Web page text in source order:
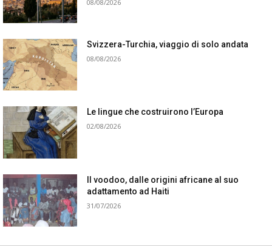
08/08/2026
Svizzera-Turchia, viaggio di solo andata
08/08/2026
Le lingue che costruirono l’Europa
02/08/2026
Il voodoo, dalle origini africane al suo
adattamento ad Haiti
31/07/2026